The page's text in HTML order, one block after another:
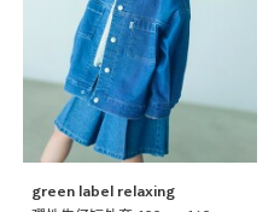
green label relaxing